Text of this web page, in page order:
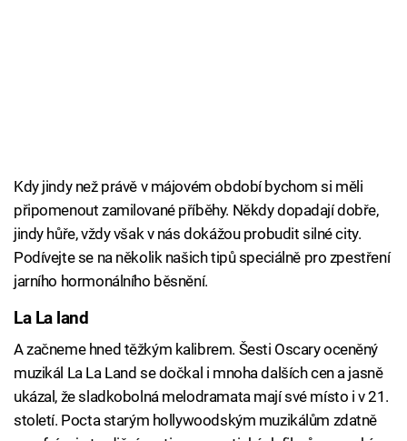
Kdy jindy než právě v májovém období bychom si měli
připomenout zamilované příběhy. Někdy dopadají dobře,
jindy hůře, vždy však v nás dokážou probudit silné city.
Podívejte se na několik našich tipů speciálně pro zpestření
jarního hormonálního běsnění.
La La land
A začneme hned těžkým kalibrem. Šesti Oscary oceněný
muzikál La La Land se dočkal i mnoha dalších cen a jasně
ukázal, že sladkobolná melodramata mají své místo i v 21.
století. Pocta starým hollywoodským muzikálům zdatně